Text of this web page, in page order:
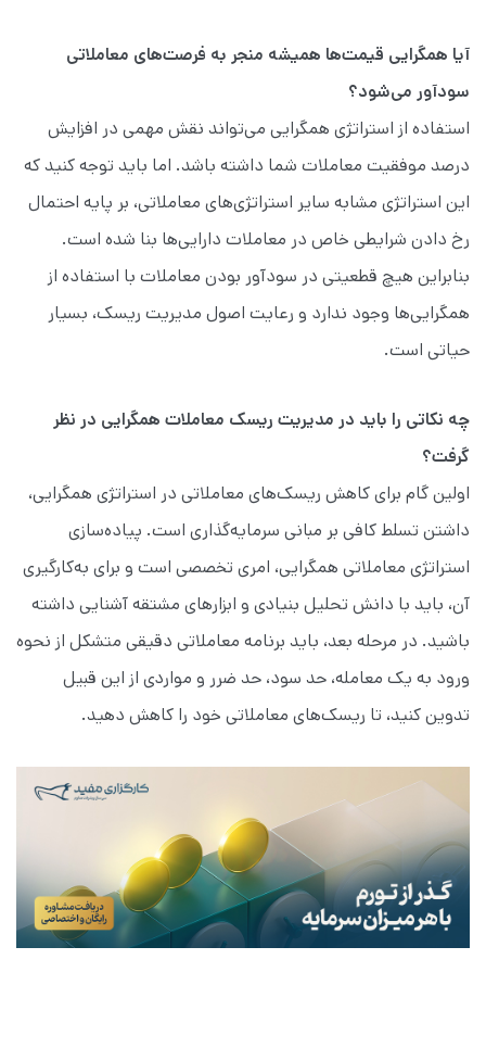
آیا همگرایی قیمت‌ها همیشه منجر به فرصت‌های معاملاتی
سودآور می‌شود؟
استفاده از استراتژی همگرایی می‌تواند نقش مهمی در افزایش
درصد موفقیت معاملات شما داشته باشد. اما باید توجه کنید که
این استراتژی مشابه سایر استراتژی‌های معاملاتی، بر پایه احتمال
رخ دادن شرایطی خاص در معاملات دارایی‌ها بنا شده است.
بنابراین هیچ قطعیتی در سودآور بودن معاملات با استفاده از
همگرایی‌ها وجود ندارد و رعایت اصول مدیریت ریسک، بسیار
حیاتی است.
چه نکاتی را باید در مدیریت ریسک معاملات همگرایی در نظر
گرفت؟
اولین گام برای کاهش ریسک‌های معاملاتی در استراتژی همگرایی،
داشتن تسلط کافی بر مبانی سرمایه‌گذاری است. پیاده‌سازی
استراتژی معاملاتی همگرایی، امری تخصصی است و برای به‌کارگیری
آن، باید با دانش تحلیل بنیادی و ابزارهای مشتقه آشنایی داشته
باشید. در مرحله بعد، باید برنامه معاملاتی دقیقی متشکل از نحوه
ورود به یک معامله، حد سود، حد ضرر و مواردی از این قبیل
تدوین کنید، تا ریسک‌های معاملاتی خود را کاهش دهید.